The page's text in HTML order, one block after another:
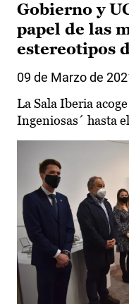
Gobierno y
papel de las
estereotipos
09 de Marzo de
La Sala Iberia
Ingeniosas´ hasta